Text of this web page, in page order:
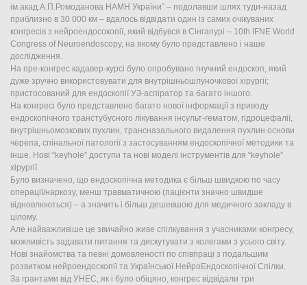
ім.акад.А.П.Ромоданова НАМН України” – подолавши шлях туди-назад
приблизно в 30 000 км – вдалось відвідати один із самих очікуваних
конгресів з нейроендосокопії, який відбувся в Сінгапурі – 10th IFNE World
Congress of Neuroendoscopy, на якому було представлено і наше
дослідження.
На пре-конгрес кадавер-курсі було опробувано гнучний ендоскоп, який
дуже зручно використовувати для внутрішньошлуночкової хірургії;
пристосований для ендоскопії УЗ-аспіратор та багато іншого.
На конгресі було представлено багато нової інформації з приводу
ендоскопічного транстубусного лікування інсульт-гематом, гідроцефалії,
внутрішньомозкових пухлин, трансназального видалення пухлин основи
черепа, спінальної патології з застосуванням ендоскопічної методики та
інше. Нові “keyhole” доступи та нові моделі інструментів для “keyhole”
хірургії.
Було визначено, що ендоскопічна методика є більш швидкою по часу
операції/наркозу, менш травматичною (пацієнти значно швидше
відновлюються) – а значить і більш дешевшою для медичного закладу в
цілому.
Але найважливіше це звичайно живе спілкування з учасниками конгресу,
можливість задавати питання та дискутувати з колегами з усього світу.
Нові знайомства та певні домовленості по співпраці з подальшим
розвитком нейроендоскопії та Української НейроЕндоскопічної Спілки.
За грантами від УНЕС, як і було обіцяно, конгрес відвідали три